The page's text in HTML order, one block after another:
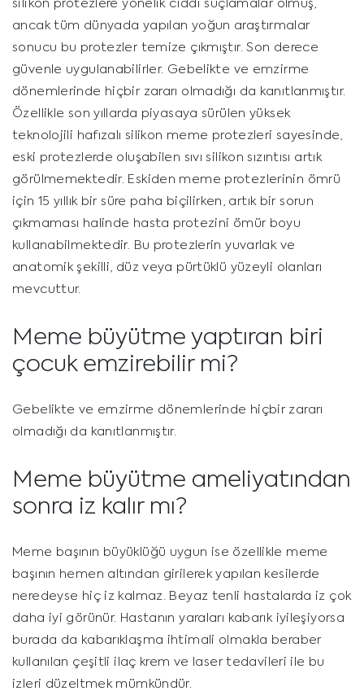
silikon protezlere yönelik ciddi suçlamalar olmuş,
ancak tüm dünyada yapılan yoğun araştırmalar
sonucu bu protezler temize çıkmıştır. Son derece
güvenle uygulanabilirler. Gebelikte ve emzirme
dönemlerinde hiçbir zararı olmadığı da kanıtlanmıştır.
Özellikle son yıllarda piyasaya sürülen yüksek
teknolojili hafızalı silikon meme protezleri sayesinde,
eski protezlerde oluşabilen sıvı silikon sızıntısı artık
görülmemektedir. Eskiden meme protezlerinin ömrü
için 15 yıllık bir süre paha biçilirken, artık bir sorun
çıkmaması halinde hasta protezini ömür boyu
kullanabilmektedir. Bu protezlerin yuvarlak ve
anatomik şekilli, düz veya pürtüklü yüzeyli olanları
mevcuttur.
Meme büyütme yaptıran biri
çocuk emzirebilir mi?
Gebelikte ve emzirme dönemlerinde hiçbir zararı
olmadığı da kanıtlanmıştır.
Meme büyütme ameliyatından
sonra iz kalır mı?
Meme başının büyüklüğü uygun ise özellikle meme
başının hemen altından girilerek yapılan kesilerde
neredeyse hiç iz kalmaz. Beyaz tenli hastalarda iz çok
daha iyi görünür. Hastanın yaraları kabarık iyileşiyorsa
burada da kabarıklaşma ihtimali olmakla beraber
kullanılan çeşitli ilaç krem ve laser tedavileri ile bu
izleri düzeltmek mümkündür.